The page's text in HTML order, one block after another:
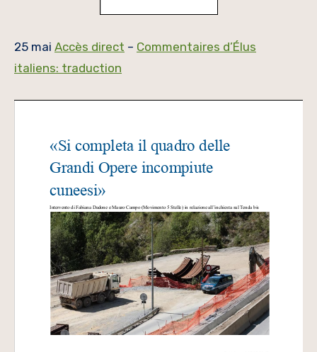
25 mai Accès direct – Commentaires d’Élus
italiens: traduction